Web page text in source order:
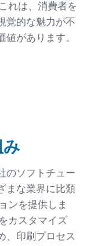
れは、消費者を
覚的な魅力が不
があります。
のソフトチュー
まな業界に比類
ンを提供しま
カスタマイズ
、印刷プロセス